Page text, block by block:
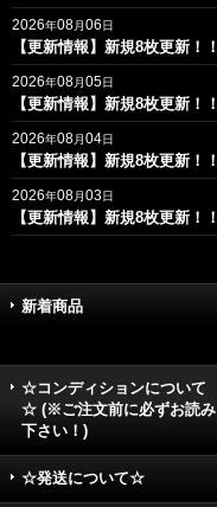
2026年08月06日
【更新情報】新規8枚更新！！
2026年08月05日
【更新情報】新規8枚更新！！
2026年08月04日
【更新情報】新規8枚更新！！
2026年08月03日
【更新情報】新規8枚更新！！
新着商品
☆コンディションについて
☆ (※ご注文前に必ずお読み
下さい！)
☆発送について☆